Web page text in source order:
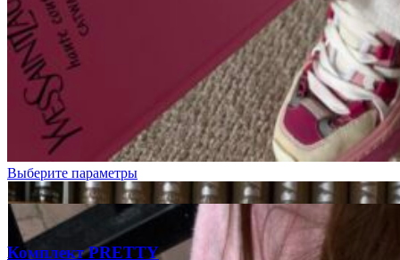
Выберите параметры
Комплект PRETTY